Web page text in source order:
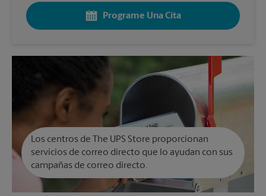
Programe Una Cita
Los centros de The UPS Store proporcionan
servicios de correo directo que lo ayudan con sus
campañas de correo directo.